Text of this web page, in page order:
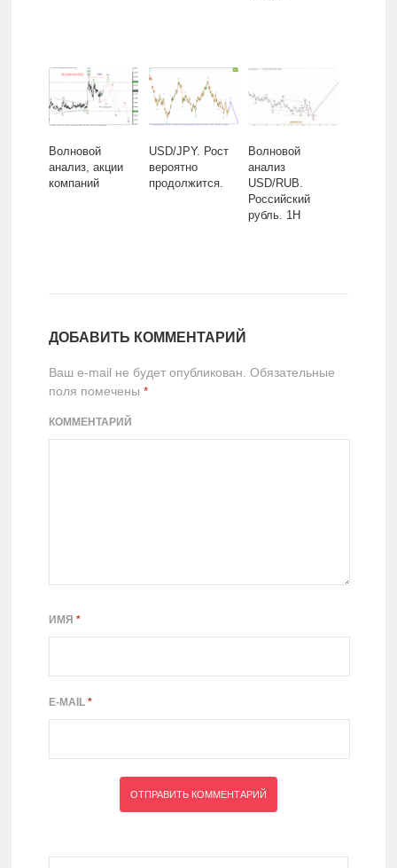
Волновой
анализ, акции
компаний
USD/JPY. Рост
вероятно
продолжится.
Волновой
анализ
USD/RUB.
Российский
рубль. 1H
ДОБАВИТЬ КОММЕНТАРИЙ
Ваш e-mail не будет опубликован. Обязательные
поля помечены *
КОММЕНТАРИЙ
ИМЯ *
E-MAIL *